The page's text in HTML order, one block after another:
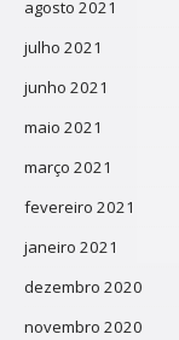
agosto 2021
julho 2021
junho 2021
maio 2021
março 2021
fevereiro 2021
janeiro 2021
dezembro 2020
novembro 2020